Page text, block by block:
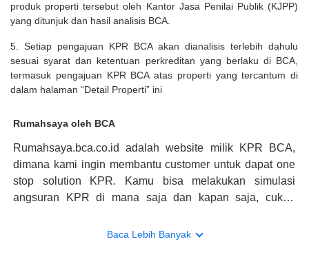
produk properti tersebut oleh Kantor Jasa Penilai Publik (KJPP)
yang ditunjuk dan hasil analisis BCA.
5. Setiap pengajuan KPR BCA akan dianalisis terlebih dahulu
sesuai syarat dan ketentuan perkreditan yang berlaku di BCA,
termasuk pengajuan KPR BCA atas properti yang tercantum di
dalam halaman “Detail Properti” ini
Rumahsaya oleh BCA
Rumahsaya.bca.co.id adalah website milik KPR BCA,
dimana kami ingin membantu customer untuk dapat one
stop solution KPR. Kamu bisa melakukan simulasi
angsuran KPR di mana saja dan kapan saja, cukup
konsultasi mengenai KPR, maka ada layanan live chat
Baca Lebih Banyak